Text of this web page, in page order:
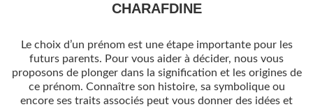
CHARAFDINE
Le choix d’un prénom est une étape importante pour les
futurs parents. Pour vous aider à décider, nous vous
proposons de plonger dans la signification et les origines de
ce prénom. Connaître son histoire, sa symbolique ou
encore ses traits associés peut vous donner des idées et